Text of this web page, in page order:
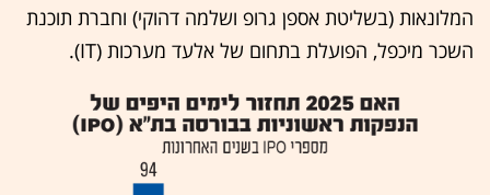
המלונאות (בשליטת אספן גרופ ושלמה דהוקי) וחברת תוכנת
השכר מיכפל, הפועלת בתחום של אלעד מערכות (IT).